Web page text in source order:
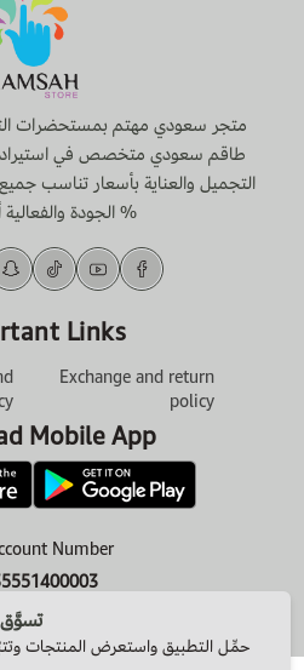
متجر سعودي مهتم بمستحضرات
طاقم سعودي متخصص في
التجميل والعناية بأسعار تناسب
الجودة والفعالية أصلية100 %
Links
Exchange and return
policy
Mobile App
Number
حمِّل التطبيق واستعرض المنتجات